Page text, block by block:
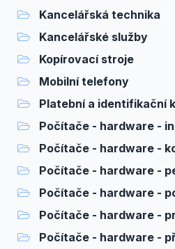
Kancelářská technika
Kancelářské služby
Kopírovací stroje
Mobilní telefony
Platební a identifikační
Počítače - hardware -
Počítače - hardware -
Počítače - hardware -
Počítače - hardware -
Počítače - hardware -
Počítače - hardware -